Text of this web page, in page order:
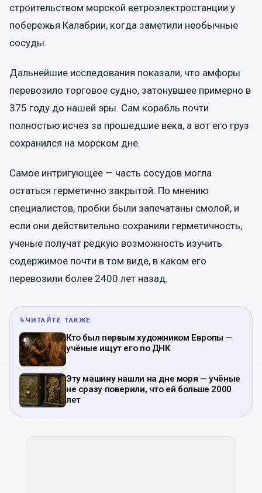
строительством морской ветроэлектростанции у
побережья Калабрии, когда заметили необычные
сосуды.
Дальнейшие исследования показали, что амфоры
перевозило торговое судно, затонувшее примерно в
375 году до нашей эры. Сам корабль почти
полностью исчез за прошедшие века, а вот его груз
сохранился на морском дне.
Самое интригующее — часть сосудов могла
остаться герметично закрытой. По мнению
специалистов, пробки были запечатаны смолой, и
если они действительно сохранили герметичность,
ученые получат редкую возможность изучить
содержимое почти в том виде, в каком его
перевозили более 2400 лет назад.
↳ ЧИТАЙТЕ ТАКЖЕ
Кто был первым художником Европы —
учёные ищут его по ДНК
Эту машину нашли на дне моря — учёные
не сразу поверили, что ей больше 2000
лет